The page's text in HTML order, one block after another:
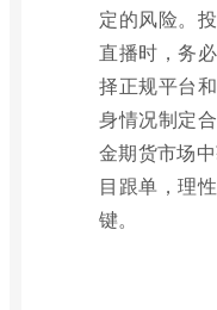
定的风险。
直播时，务
择正规平台
身情况制定
金期货市场
目跟单，理
键。